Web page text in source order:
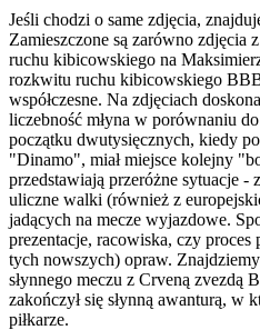
Jeśli chodzi o same zdjęcia,
Zamieszczone są zarówno zdjęcia
ruchu kibicowskiego na
rozkwitu ruchu kibicowskiego
współczesne. Na zdjęciach
liczebność młyna w porównaniu
początku dwutysięcznych, kiedy
"Dinamo", miał miejsce kolejny
przedstawiają przeróżne sytuacje
uliczne walki (również z
jadących na mecze wyjazdowe.
prezentacje, racowiska, czy
tych nowszych) opraw.
słynnego meczu z Crveną zvezdą
zakończył się słynną awanturą, w
piłkarze.